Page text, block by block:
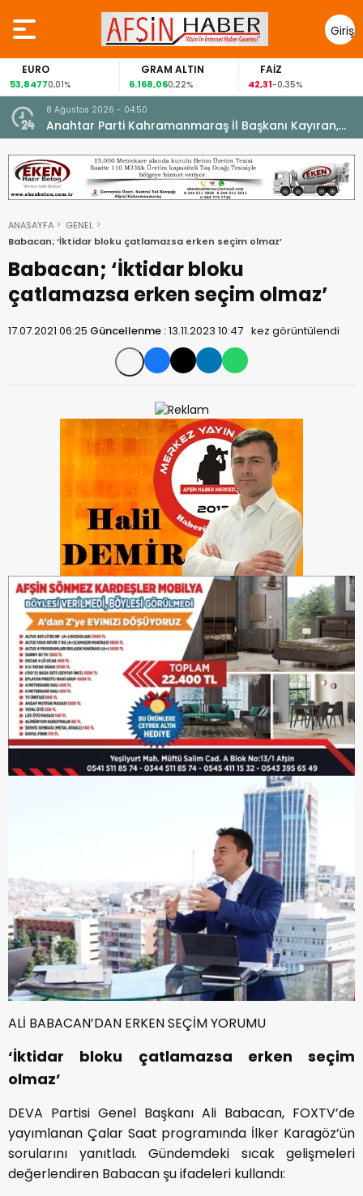
Giriş
Yap
EURO
53,84770,01%
GRAM ALTIN
6.168,060,22%
FAİZ
42,31-0,35%
8 Ağustos 2026 - 04:50
Anahtar Parti Kahramanmaraş İl Başkanı Kayıran,
Afşin Teşkilatı ile buluştu.
ANASAYFA
GENEL
Babacan; ‘İktidar bloku çatlamazsa erken seçim olmaz’
Babacan; ‘İktidar bloku
çatlamazsa erken seçim olmaz’
17.07.2021 06:25 Güncellenme :13.11.2023 10:47 kez görüntülendi
ALİ BABACAN’DAN ERKEN SEÇİM YORUMU
‘İktidar bloku çatlamazsa erken seçim
olmaz’
DEVA Partisi Genel Başkanı Ali Babacan, FOXTV’de
yayımlanan Çalar Saat programında İlker Karagöz’ün
sorularını yanıtladı. Gündemdeki sıcak gelişmeleri
değerlendiren Babacan şu ifadeleri kullandı: